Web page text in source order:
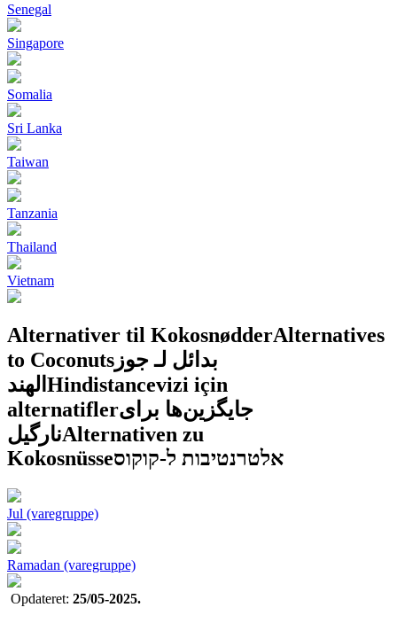
Senegal
Singapore
Somalia
Sri Lanka
Taiwan
Tanzania
Thailand
Vietnam
Alternativer til KokosnødderAlternatives
to Coconuts بدائل لـ جوز
الهند Hindistancevizi için
alternatiflerجایگزین‌ها برای
نارگیلAlternativen zu
Kokosnüsseאלטרנטיבות ל-קוקוס
Jul (varegruppe)
Ramadan (varegruppe)
Opdateret: 25/05-2025.